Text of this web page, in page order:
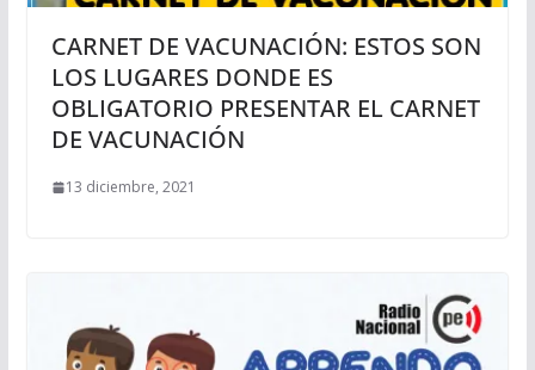
CARNET DE VACUNACIÓN: ESTOS SON
LOS LUGARES DONDE ES
OBLIGATORIO PRESENTAR EL CARNET
DE VACUNACIÓN
13 diciembre, 2021